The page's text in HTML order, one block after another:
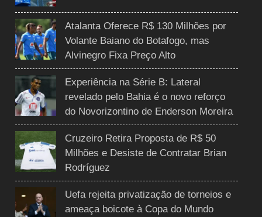
Atalanta Oferece R$ 130 Milhões por
Volante Baiano do Botafogo, mas
Alvinegro Fixa Preço Alto
Experiência na Série B: Lateral
revelado pelo Bahia é o novo reforço
do Novorizontino de Enderson Moreira
Cruzeiro Retira Proposta de R$ 50
Milhões e Desiste de Contratar Brian
Rodríguez
Uefa rejeita privatização de torneios e
ameaça boicote à Copa do Mundo